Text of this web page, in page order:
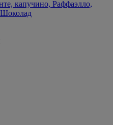
капучино, Раффаэлло,